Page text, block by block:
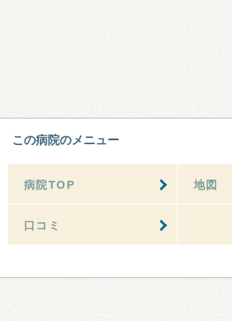
この病院のメニュー
病院TOP 地図
口コミ